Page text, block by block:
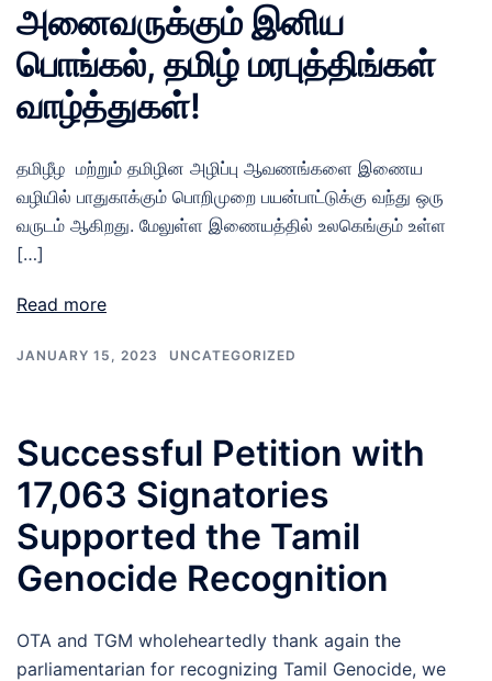
அனைவருக்கும் இனிய
பொங்கல், தமிழ் மரபுத்திங்கள்
வாழ்த்துகள்!
தமிழீழ மற்றும் தமிழின அழிப்பு ஆவணங்களை இணைய
வழியில் பாதுகாக்கும் பொறிமுறை பயன்பாட்டுக்கு வந்து ஒரு
வருடம் ஆகிறது. மேலுள்ள இணையத்தில் உலகெங்கும் உள்ள
[…]
Read more
JANUARY 15, 2023 UNCATEGORIZED
Successful Petition with
17,063 Signatories
Supported the Tamil
Genocide Recognition
OTA and TGM wholeheartedly thank again the
parliamentarian for recognizing Tamil Genocide, we